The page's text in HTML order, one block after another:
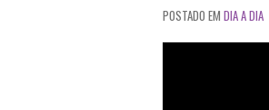
POSTADO EM DIA A DIA